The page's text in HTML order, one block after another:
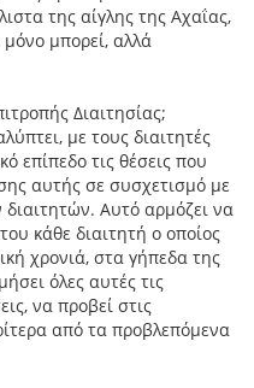
της αίγλης της Αχαΐας,
μόνο μπορεί, αλλά
Διαιτησίας;
με τους διαιτητές
επίπεδο τις θέσεις που
αυτής σε συσχετισμό με
Αυτό αρμόζει να
κάθε διαιτητή ο οποίος
χρονιά, στα γήπεδα της
όλες αυτές τις
να προβεί στις
από τα προβλεπόμενα